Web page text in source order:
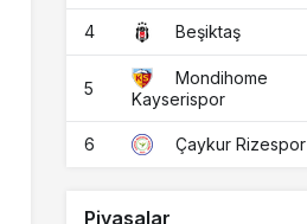
4 Beşiktaş
5
Mondihome
Kayserispor
6 Çaykur Rizespor
Piyasalar